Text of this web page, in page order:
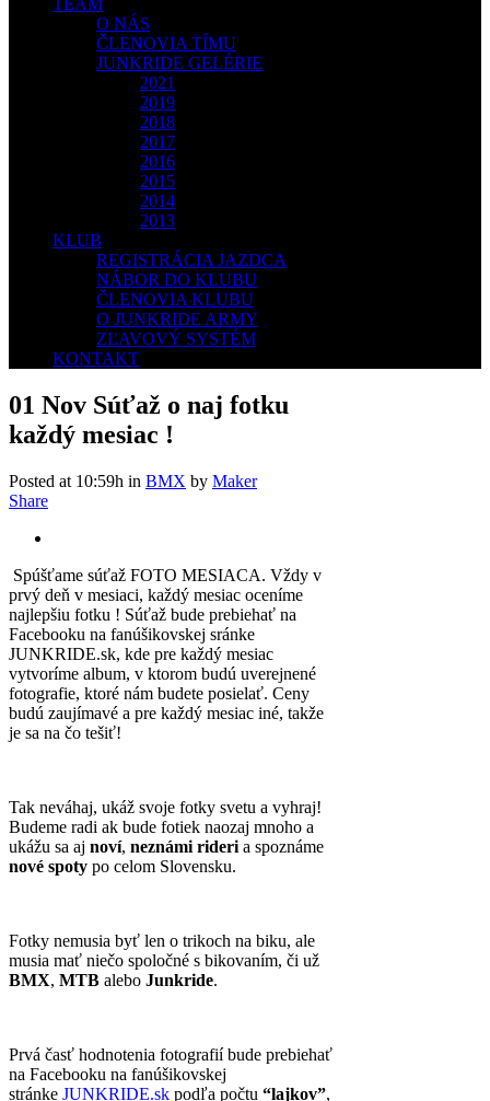
TEAM
O NÁS
ČLENOVIA TÍMU
JUNKRIDE GELÉRIE
2021
2019
2018
2017
2016
2015
2014
2013
KLUB
REGISTRÁCIA JAZDCA
NÁBOR DO KLUBU
ČLENOVIA KLUBU
O JUNKRIDE ARMY
ZĽAVOVÝ SYSTÉM
KONTAKT
01 Nov Súťaž o naj fotku
každý mesiac !
Posted at 10:59h in BMX by Maker
Share
Spúšťame súťaž FOTO MESIACA. Vždy v
prvý deň v mesiaci, každý mesiac oceníme
najlepšiu fotku ! Súťaž bude prebiehať na
Facebooku na fanúšikovskej sránke
JUNKRIDE.sk, kde pre každý mesiac
vytvoríme album, v ktorom budú uverejnené
fotografie, ktoré nám budete posielať. Ceny
budú zaujímavé a pre každý mesiac iné, takže
je sa na čo tešiť!
Tak neváhaj, ukáž svoje fotky svetu a vyhraj!
Budeme radi ak bude fotiek naozaj mnoho a
ukážu sa aj noví, neznámi rideri a spoznáme
nové spoty po celom Slovensku.
Fotky nemusia byť len o trikoch na biku, ale
musia mať niečo spoločné s bikovaním, či už
BMX, MTB alebo Junkride.
Prvá časť hodnotenia fotografií bude prebiehať
na Facebooku na fanúšikovskej
stránke JUNKRIDE.sk podľa počtu “lajkov”,